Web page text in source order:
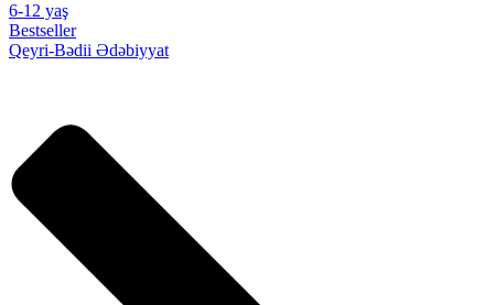
6-12 yaş
Bestseller
Qeyri-Bədii Ədəbiyyat